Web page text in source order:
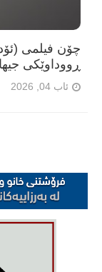
چۆن فیلمی
ڕووداوێکی
ئاب 04, 2026